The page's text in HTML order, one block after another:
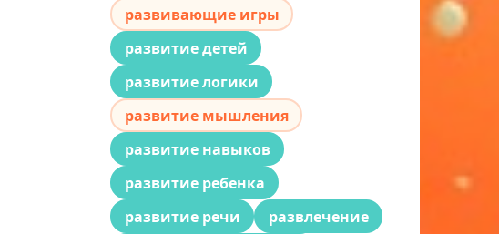
развивающие игры
развитие детей
развитие логики
развитие мышления
развитие навыков
развитие ребенка
развитие речи
развлечение